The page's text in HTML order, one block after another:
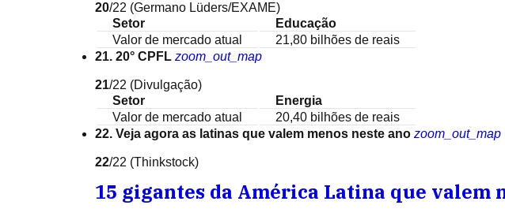
20/22 (Germano Lüders/EXAME)
Setor
Educação
Valor de mercado atual
21,80 bilhões de reais
21. 20° CPFL zoom_out_map
21/22 (Divulgação)
Setor
Energia
Valor de mercado atual
20,40 bilhões de reais
22. Veja agora as latinas que valem menos neste ano zoom_out_map
22/22 (Thinkstock)
15 gigantes da América Latina que valem